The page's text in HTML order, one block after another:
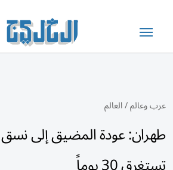
عرب وعالم/العالم
طهران: عودة المضيق إلى